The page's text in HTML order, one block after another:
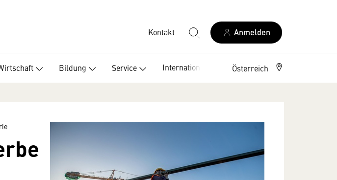
Kontakt Anmelden
Bildung Service International Österreich